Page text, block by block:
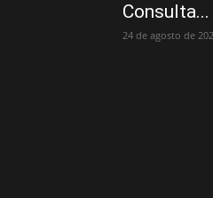
Consulta...
24 de agosto de